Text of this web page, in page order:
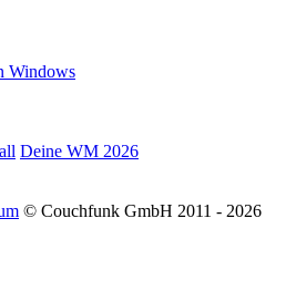
Windows
Deine WM 2026
© Couchfunk GmbH 2011 - 2026